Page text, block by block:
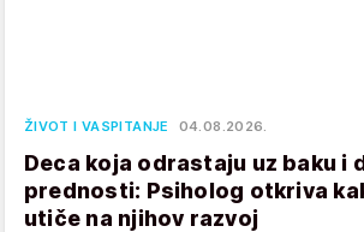
ŽIVOT I VASPITANJE 04.08.2026.
Deca koja odrastaju uz baku i
prednosti: Psiholog otkriva
utiče na njihov razvoj